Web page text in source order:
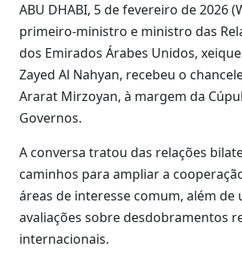
ABU DHABI, 5 de fevereiro de 2026
primeiro-ministro e ministro das
dos Emirados Árabes Unidos,
Zayed Al Nahyan, recebeu o
Ararat Mirzoyan, à margem da
Governos.
A conversa tratou das relações
caminhos para ampliar a
áreas de interesse comum, além de
avaliações sobre desdobramentos
internacionais.